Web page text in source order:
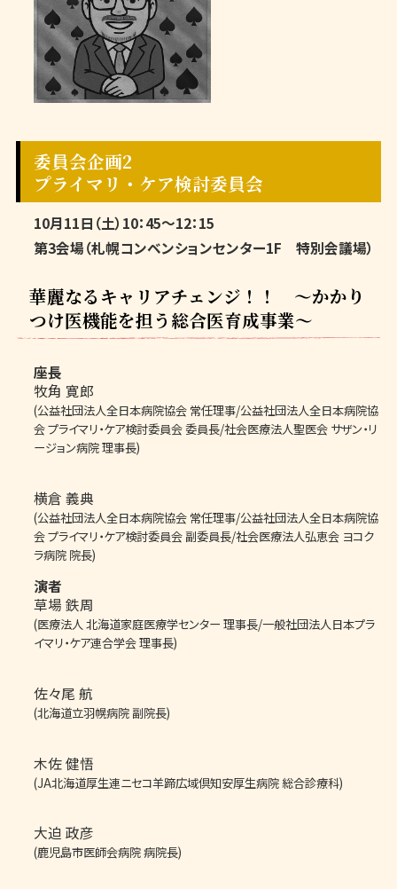
委員会企画2
プライマリ・ケア検討委員会
10月11日（土）10：45～12：15
第3会場（札幌コンベンションセンター1F 特別会議場）
華麗なるキャリアチェンジ！！ ～かかり
つけ医機能を担う総合医育成事業～
座長
牧角 寛郎
(公益社団法人全日本病院協会 常任理事/公益社団法人全日本病院協
会 プライマリ・ケア検討委員会 委員長/社会医療法人聖医会 サザン・リ
ージョン病院 理事長)
横倉 義典
(公益社団法人全日本病院協会 常任理事/公益社団法人全日本病院協
会 プライマリ・ケア検討委員会 副委員長/社会医療法人弘恵会 ヨコク
ラ病院 院長)
演者
草場 鉄周
(医療法人 北海道家庭医療学センター 理事長/一般社団法人日本プラ
イマリ・ケア連合学会 理事長)
佐々尾 航
(北海道立羽幌病院 副院長)
木佐 健悟
(JA北海道厚生連ニセコ羊蹄広域倶知安厚生病院 総合診療科)
大迫 政彦
(鹿児島市医師会病院 病院長)